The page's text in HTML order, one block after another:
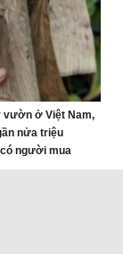
vườn ở Việt Nam,
nửa triệu
người mua